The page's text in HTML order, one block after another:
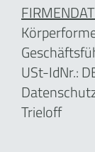
USt-IdNr.:
Trieloff